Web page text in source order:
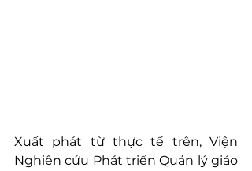
Xuất phát từ thực tế trên, Viện
Nghiên cứu Phát triển Quản lý giáo